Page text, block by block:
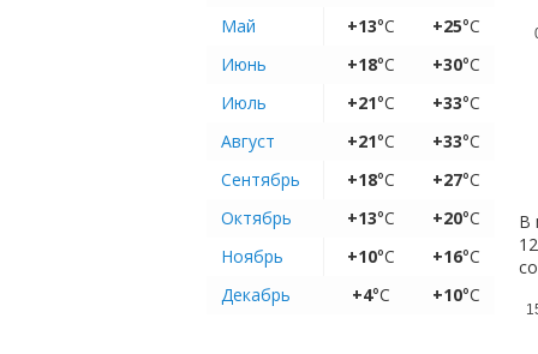
Май
+13°C +25°C
Июнь
+18°C +30°C
Июль
+21°C +33°C
Август
+21°C +33°C
Сентябрь
+18°C +27°C
Октябрь
+13°C +20°C
Ноябрь
+10°C +16°C
Декабрь
+4°C +10°C
В